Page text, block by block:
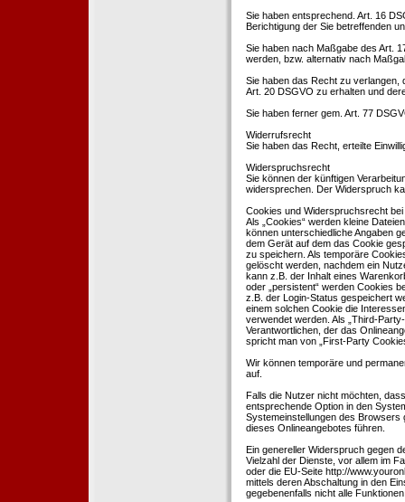
Sie haben entsprechend. Art. 16
Berichtigung der Sie betreffenden
Sie haben nach Maßgabe des Art.
werden, bzw. alternativ nach
Sie haben das Recht zu verlangen,
Art. 20 DSGVO zu erhalten und
Sie haben ferner gem. Art. 77
Widerrufsrecht
Sie haben das Recht, erteilte
Widerspruchsrecht
Sie können der künftigen
widersprechen. Der Widerspruch
Cookies und Widerspruchsrecht
Als „Cookies“ werden kleine
können unterschiedliche Angaben
dem Gerät auf dem das Cookie
zu speichern. Als temporäre
gelöscht werden, nachdem ein
kann z.B. der Inhalt eines
oder „persistent“ werden Cookies
z.B. der Login-Status gespeichert
einem solchen Cookie die
verwendet werden. Als „Third-
Verantwortlichen, der das
spricht man von „First-Party
Wir können temporäre und
auf.
Falls die Nutzer nicht möchten,
entsprechende Option in den
Systemeinstellungen des
dieses Onlineangebotes führen.
Ein genereller Widerspruch gegen
Vielzahl der Dienste, vor allem im
oder die EU-Seite http://
mittels deren Abschaltung in den
gegebenenfalls nicht alle